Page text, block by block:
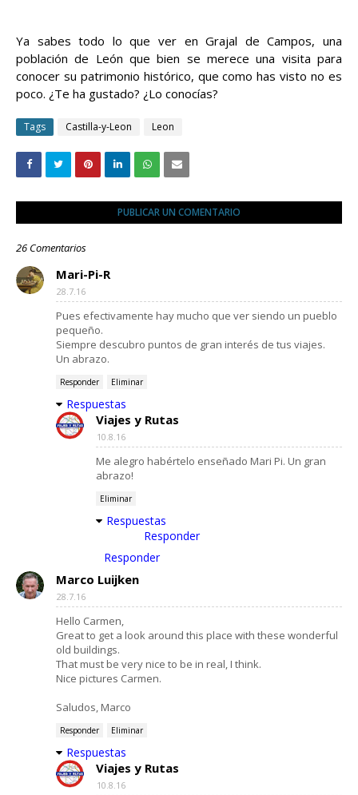
Ya sabes todo lo que ver en Grajal de Campos, una
población de León que bien se merece una visita para
conocer su patrimonio histórico, que como has visto no es
poco. ¿Te ha gustado? ¿Lo conocías?
Tags Castilla-y-Leon Leon
PUBLICAR UN COMENTARIO
26 Comentarios
Mari-Pi-R
28.7.16
Pues efectivamente hay mucho que ver siendo un pueblo
pequeño.
Siempre descubro puntos de gran interés de tus viajes.
Un abrazo.
Responder Eliminar
Respuestas
Viajes y Rutas
10.8.16
Me alegro habértelo enseñado Mari Pi. Un gran
abrazo!
Eliminar
Respuestas
Responder
Responder
Marco Luijken
28.7.16
Hello Carmen,
Great to get a look around this place with these wonderful
old buildings.
That must be very nice to be in real, I think.
Nice pictures Carmen.
Saludos, Marco
Responder Eliminar
Respuestas
Viajes y Rutas
10.8.16